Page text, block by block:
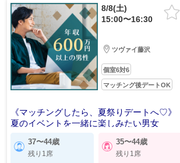
8/8(土)
15:00〜16:30
ツヴァイ藤沢
個室6対6
マッチング後デートOK
《マッチングしたら、夏祭りデートへ♡》
夏のイベントを一緒に楽しみたい男女
37〜44歳
残り1席
35〜44歳
残り1席